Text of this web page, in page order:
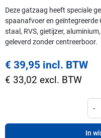
Deze gatzaag heeft speciale
spaanafvoer en geïntegreerde
staal, RVS, gietijzer,
geleverd zonder centreerboor.
€ 39,95 incl. BTW
€ 33,02 excl. BTW
-
In